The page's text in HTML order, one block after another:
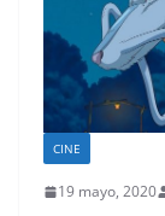
CINE
19 mayo, 2020